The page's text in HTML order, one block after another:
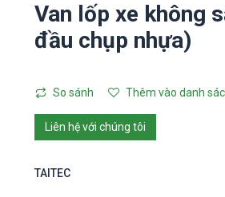
Van lốp xe không
đầu chụp nhựa)
So sánh Thêm vào danh
Liên hệ với chúng tôi
TAITEC